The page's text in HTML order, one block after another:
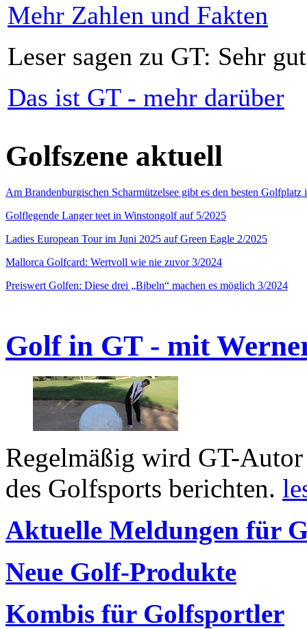
Mehr Zahlen und Fakten
Leser sagen zu GT: Sehr
Das ist GT - mehr darüber
Golfszene aktuell
Am Brandenburgischen Scharmützelsee gibt es den besten
Golflegende Langer teet in Winstongolf auf 5/2025
Ladies European Tour im Juni 2025 auf Green Eagle 2/2025
Mallorca Golfcard: Wertvoll wie nie zuvor 3/2024
Preiswert Golfen: Diese drei „Bibeln“ machen es möglich 3/2024
Golf in GT - mit
Regelmäßig wird GT-
des Golfsports berichten.
Aktuelle Meldungen für
Neue Golf-Produkte
Kombis für Golfsportler